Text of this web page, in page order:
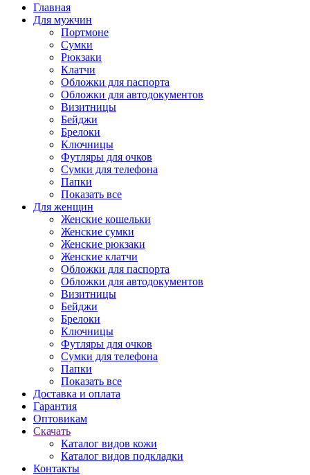
Главная
Для мужчин
Портмоне
Сумки
Рюкзаки
Клатчи
Обложки для паспорта
Обложки для автодокументов
Визитницы
Бейджи
Брелоки
Ключницы
Футляры для очков
Сумки для телефона
Папки
Показать все
Для женщин
Женские кошельки
Женские сумки
Женские рюкзаки
Женские клатчи
Обложки для паспорта
Обложки для автодокументов
Визитницы
Бейджи
Брелоки
Ключницы
Футляры для очков
Сумки для телефона
Папки
Показать все
Доставка и оплата
Гарантия
Оптовикам
Скачать
Каталог видов кожи
Каталог видов подкладки
Контакты